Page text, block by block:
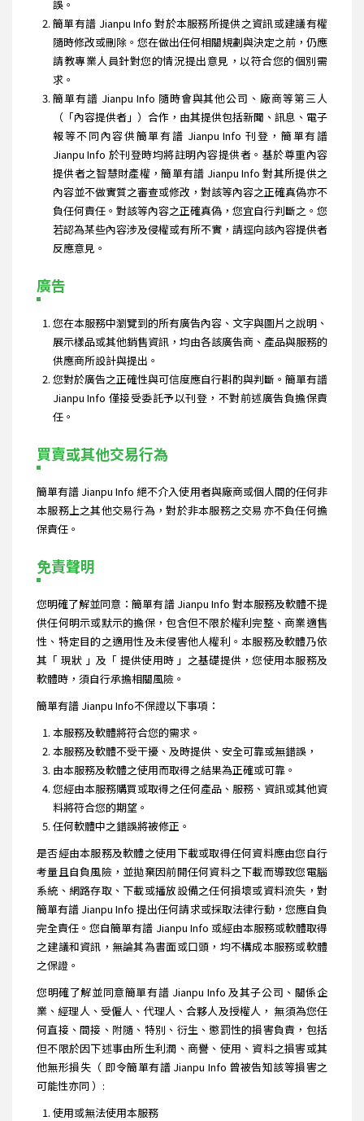
誤。
簡單有譜 Jianpu Info 對於本服務所提供之資訊或建議有權
隨時修改或刪除。您在做出任何相關規劃與決定之前，仍應
請教專業人員針對您的情況提出意見，以符合您的個別需
求。
簡單有譜 Jianpu Info 隨時會與其他公司、廠商等第三人
（「內容提供者」）合作，由其提供包括新聞、訊息、電子
報等不同內容供簡單有譜 Jianpu Info 刊登，簡單有譜
Jianpu Info 於刊登時均將註明內容提供者。基於尊重內容
提供者之智慧財產權，簡單有譜 Jianpu Info 對其所提供之
內容並不做實質之審查或修改，對該等內容之正確真偽亦不
負任何責任。對該等內容之正確真偽，您宜自行判斷之。您
若認為某些內容涉及侵權或有所不實，請逕向該內容提供者
反應意見。
廣告
您在本服務中瀏覽到的所有廣告內容、文字與圖片之說明、
展示樣品或其他銷售資訊，均由各該廣告商、產品與服務的
供應商所設計與提出。
您對於廣告之正確性與可信度應自行斟酌與判斷。簡單有譜
Jianpu Info 僅接受委託予以刊登，不對前述廣告負擔保責
任。
買賣或其他交易行為
簡單有譜 Jianpu Info 絕不介入使用者與廠商或個人間的任何非
本服務上之其他交易行為，對於非本服務之交易亦不負任何擔
保責任。
免責聲明
您明確了解並同意：簡單有譜 Jianpu Info 對本服務及軟體不提
供任何明示或默示的擔保，包含但不限於權利完整、商業適售
性、特定目的之適用性及未侵害他人權利。本服務及軟體乃依
其「 現狀 」及「 提供使用時 」之基礎提供，您使用本服務及
軟體時，須自行承擔相關風險。
簡單有譜 Jianpu Info不保證以下事項：
本服務及軟體將符合您的需求。
本服務及軟體不受干擾、及時提供、安全可靠或無錯誤，
由本服務及軟體之使用而取得之結果為正確或可靠。
您經由本服務購買或取得之任何產品、服務、資訊或其他資
料將符合您的期望。
任何軟體中之錯誤將被修正。
是否經由本服務及軟體之使用下載或取得任何資料應由您自行
考量且自負風險，並拋棄因前開任何資料之下載而導致您電腦
系統、網路存取、下載或播放設備之任何損壞或資料流失，對
簡單有譜 Jianpu Info 提出任何請求或採取法律行動，您應自負
完全責任。您自簡單有譜 Jianpu Info 或經由本服務或軟體取得
之建議和資訊，無論其為書面或口頭，均不構成本服務或軟體
之保證。
您明確了解並同意簡單有譜 Jianpu Info 及其子公司、關係企
業、經理人、受僱人、代理人、合夥人及授權人， 無須為您任
何直接、間接、附隨、特別、衍生、懲罰性的損害負責，包括
但不限於因下述事由所生利潤、商譽、使用、資料之損害或其
他無形損失（ 即令簡單有譜 Jianpu Info 曾被告知該等損害之
可能性亦同 ）:
使用或無法使用本服務